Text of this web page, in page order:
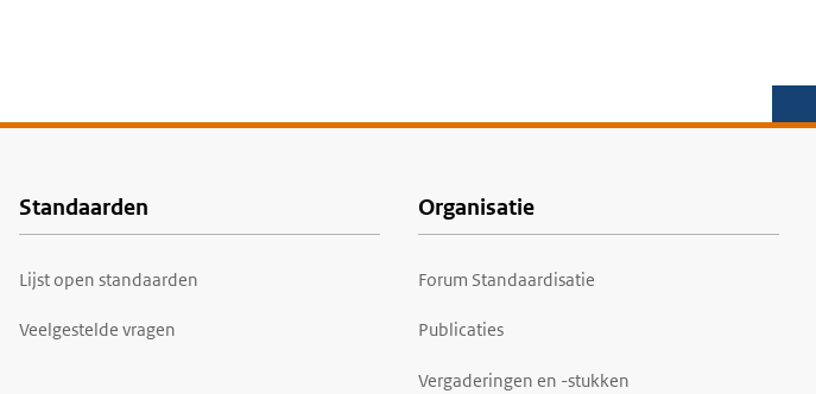
Voet
Standaarden
Lijst open standaarden
Veelgestelde vragen
Organisatie
Forum Standaardisatie
Publicaties
Vergaderingen en -stukken